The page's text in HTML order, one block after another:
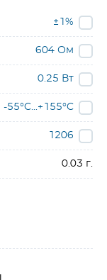
±1%
604 Ом
0.25 Вт
-55°C...+155°C
1206
0.03 г.